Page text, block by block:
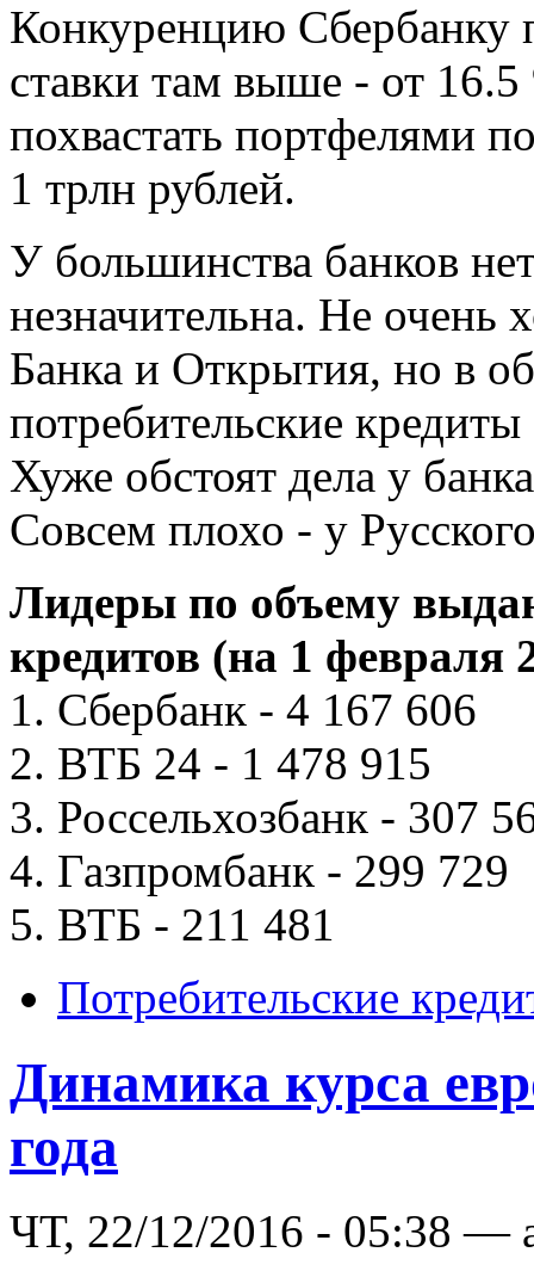
Конкуренцию Сбербанку
ставки там выше - от 16.5
похвастать портфелями
1 трлн рублей.
У большинства банков
незначительна. Не очень
Банка и Открытия, но в
потребительские
Хуже обстоят дела у
Совсем плохо - у
Лидеры по объему
кредитов (на 1 февраля
1. Сбербанк - 4 167 606
2. ВТБ 24 - 1 478 915
3. Россельхозбанк - 307
4. Газпромбанк - 299 729
5. ВТБ - 211 481
Потребительские
Динамика курса
года
ЧТ, 22/12/2016 - 05:38 —